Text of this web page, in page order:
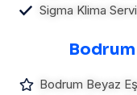
Sigma Klima
Bodrum Beyaz